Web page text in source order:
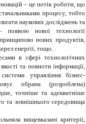
– це потік роботи, що
процесу, тобто
наукових досліджень та
появою нової технології
нових продуктів,
енергії, тощо.
в сфері технологічних
та повноти інформації,
управління бізнес-
обрана (розроблена)
точніше та адекватніше
та зовнішнього середовища
вищевказані критерії,